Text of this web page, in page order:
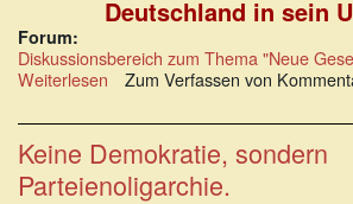
Deutschland in sein
Forum:
Diskussionsbereich zum Thema "Neue
Weiterlesen über
statt
selbständig
denken
Zum Verfassen von
Keine Demokratie, sondern
Parteienoligarchie.